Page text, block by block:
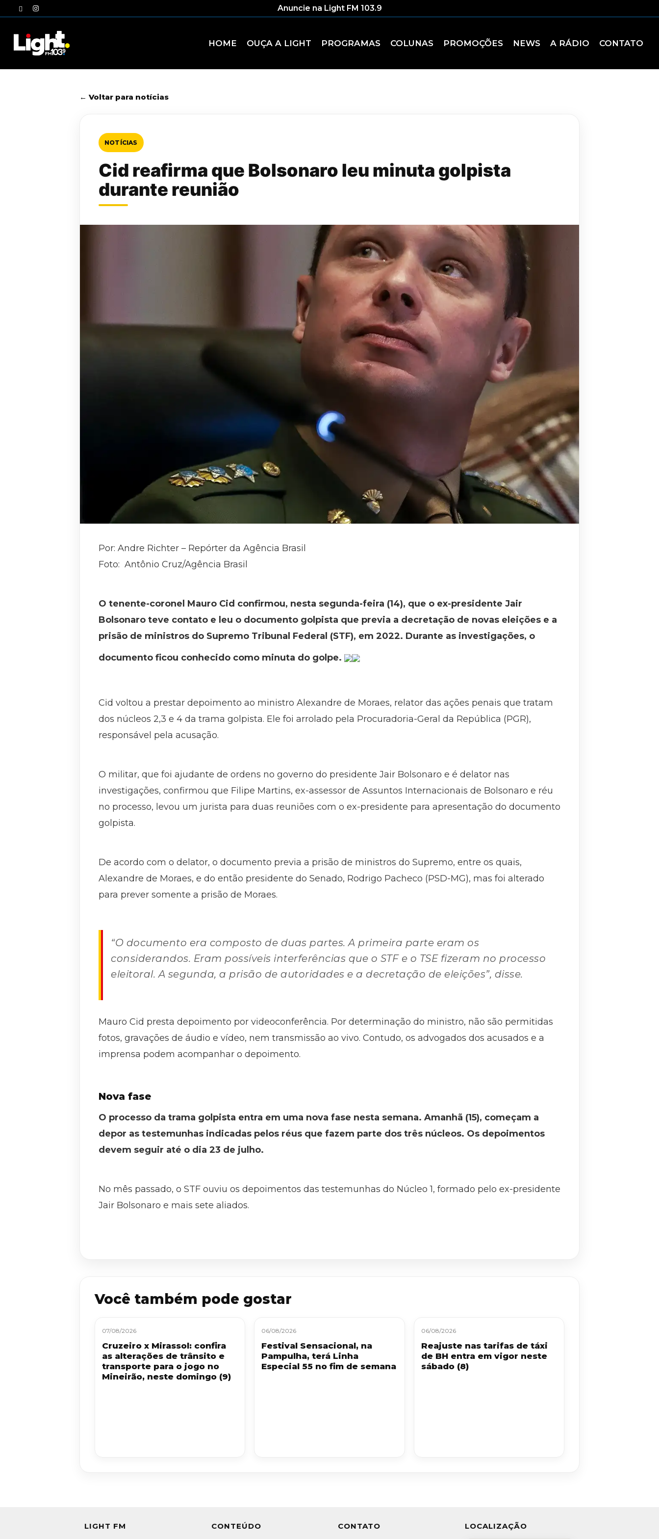
to
twitterinstagram Anuncie na Light FM 103.9
HOME OUÇA A LIGHT PROGRAMAS COLUNAS PROMOÇÕES NEWS A RÁDIO CONTATO
← Voltar para notícias
NOTÍCIAS
Cid reafirma que Bolsonaro leu minuta golpista
durante reunião
Por: Andre Richter – Repórter da Agência Brasil
Foto: Antônio Cruz/Agência Brasil
O tenente-coronel Mauro Cid confirmou, nesta segunda-feira (14), que o ex-presidente Jair
Bolsonaro teve contato e leu o documento golpista que previa a decretação de novas eleições e a
prisão de ministros do Supremo Tribunal Federal (STF), em 2022. Durante as investigações, o
documento ficou conhecido como minuta do golpe.
Cid voltou a prestar depoimento ao ministro Alexandre de Moraes, relator das ações penais que tratam
dos núcleos 2,3 e 4 da trama golpista. Ele foi arrolado pela Procuradoria-Geral da República (PGR),
responsável pela acusação.
O militar, que foi ajudante de ordens no governo do presidente Jair Bolsonaro e é delator nas
investigações, confirmou que Filipe Martins, ex-assessor de Assuntos Internacionais de Bolsonaro e réu
no processo, levou um jurista para duas reuniões com o ex-presidente para apresentação do documento
golpista.
De acordo com o delator, o documento previa a prisão de ministros do Supremo, entre os quais,
Alexandre de Moraes, e do então presidente do Senado, Rodrigo Pacheco (PSD-MG), mas foi alterado
para prever somente a prisão de Moraes.
“O documento era composto de duas partes. A primeira parte eram os
considerandos. Eram possíveis interferências que o STF e o TSE fizeram no processo
eleitoral. A segunda, a prisão de autoridades e a decretação de eleições”, disse.
Mauro Cid presta depoimento por videoconferência. Por determinação do ministro, não são permitidas
fotos, gravações de áudio e vídeo, nem transmissão ao vivo. Contudo, os advogados dos acusados e a
imprensa podem acompanhar o depoimento.
Nova fase
O processo da trama golpista entra em uma nova fase nesta semana. Amanhã (15), começam a
depor as testemunhas indicadas pelos réus que fazem parte dos três núcleos. Os depoimentos
devem seguir até o dia 23 de julho.
No mês passado, o STF ouviu os depoimentos das testemunhas do Núcleo 1, formado pelo ex-presidente
Jair Bolsonaro e mais sete aliados.
Você também pode gostar
07/08/2026
Cruzeiro x Mirassol: confira
as alterações de trânsito e
transporte para o jogo no
Mineirão, neste domingo (9)
06/08/2026
Festival Sensacional, na
Pampulha, terá Linha
Especial 55 no fim de semana
06/08/2026
Reajuste nas tarifas de táxi
de BH entra em vigor neste
sábado (8)
LIGHT FM CONTEÚDO CONTATO LOCALIZAÇÃO